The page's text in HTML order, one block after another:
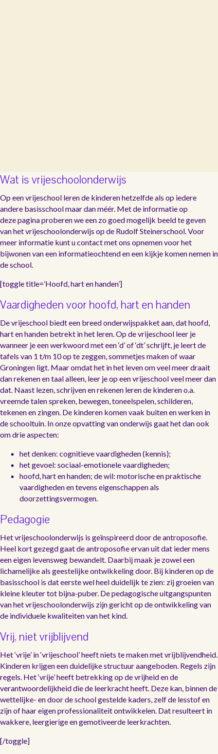
Wat is vrijeschoolonderwijs
Op een vrijeschool leren de kinderen hetzelfde als op iedere
andere basisschool maar dan méér. Met de informatie op
deze pagina proberen we een zo goed mogelijk beeld te geven
van het vrijeschoolonderwijs op de Rudolf Steinerschool. Voor
meer informatie kunt u contact met ons opnemen voor het
bijwonen van een informatieochtend en een kijkje komen nemen in
de school.
[toggle title=’Hoofd, hart en handen’]
Vaardigheden voor hoofd, hart en handen
De vrijeschool biedt een breed onderwijspakket aan, dat hoofd,
hart en handen betrekt in het leren. Op de vrijeschool leer je
wanneer je een werkwoord met een ‘d’ of ‘dt’ schrijft, je leert de
tafels van 1 t/m 10 op te zeggen, sommetjes maken of waar
Groningen ligt. Maar omdat het in het leven om veel meer draait
dan rekenen en taal alleen, leer je op een vrijeschool veel meer dan
dat. Naast lezen, schrijven en rekenen leren de kinderen o.a.
vreemde talen spreken, bewegen, toneelspelen, schilderen,
tekenen en zingen. De kinderen komen vaak buiten en werken in
de schooltuin. In onze opvatting van onderwijs gaat het dan ook
om drie aspecten:
het denken: cognitieve vaardigheden (kennis);
het gevoel: sociaal-emotionele vaardigheden;
hoofd, hart en handen; de wil: motorische en praktische
vaardigheden en tevens eigenschappen als
doorzettingsvermogen.
Pedagogie
Het vrijeschoolonderwijs is geïnspireerd door de antroposofie.
Heel kort gezegd gaat de antroposofie ervan uit dat ieder mens
een eigen levensweg bewandelt. Daarbij maak je zowel een
lichamelijke als geestelijke ontwikkeling door. Bij kinderen op de
basisschool is dat eerste wel heel duidelijk te zien: zij groeien van
kleine kleuter tot bijna-puber. De pedagogische uitgangspunten
van het vrijeschoolonderwijs zijn gericht op de ontwikkeling van
de individuele kwaliteiten van het kind.
Vrij, niet vrijblijvend
Het ‘vrije’ in ‘vrijeschool’ heeft niets te maken met vrijblijvendheid.
Kinderen krijgen een duidelijke structuur aangeboden. Regels zijn
regels. Het ‘vrije’ heeft betrekking op de vrijheid en de
verantwoordelijkheid die de leerkracht heeft. Deze kan, binnen de
wettelijke- en door de school gestelde kaders, zelf de lesstof en
zijn of haar eigen professionaliteit ontwikkelen. Dat resulteert in
wakkere, leergierige en gemotiveerde leerkrachten.
[/toggle]